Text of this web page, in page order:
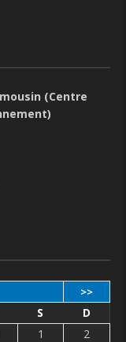
(Centre
>>
S
D
1
2